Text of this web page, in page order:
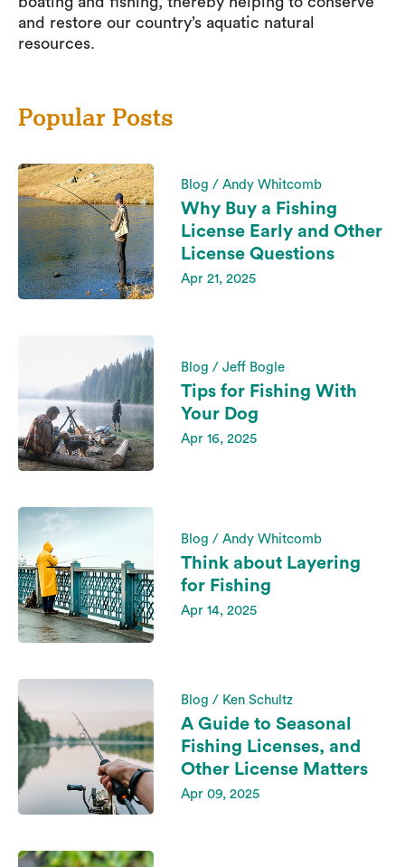
and restore our country’s aquatic natural
resources.
Popular Posts
Blog / Andy Whitcomb
Why Buy a Fishing
License Early and Other
License Questions
Apr 21, 2025
Blog / Jeff Bogle
Tips for Fishing With
Your Dog
Apr 16, 2025
Blog / Andy Whitcomb
Think about Layering
for Fishing
Apr 14, 2025
Blog / Ken Schultz
A Guide to Seasonal
Fishing Licenses, and
Other License Matters
Apr 09, 2025